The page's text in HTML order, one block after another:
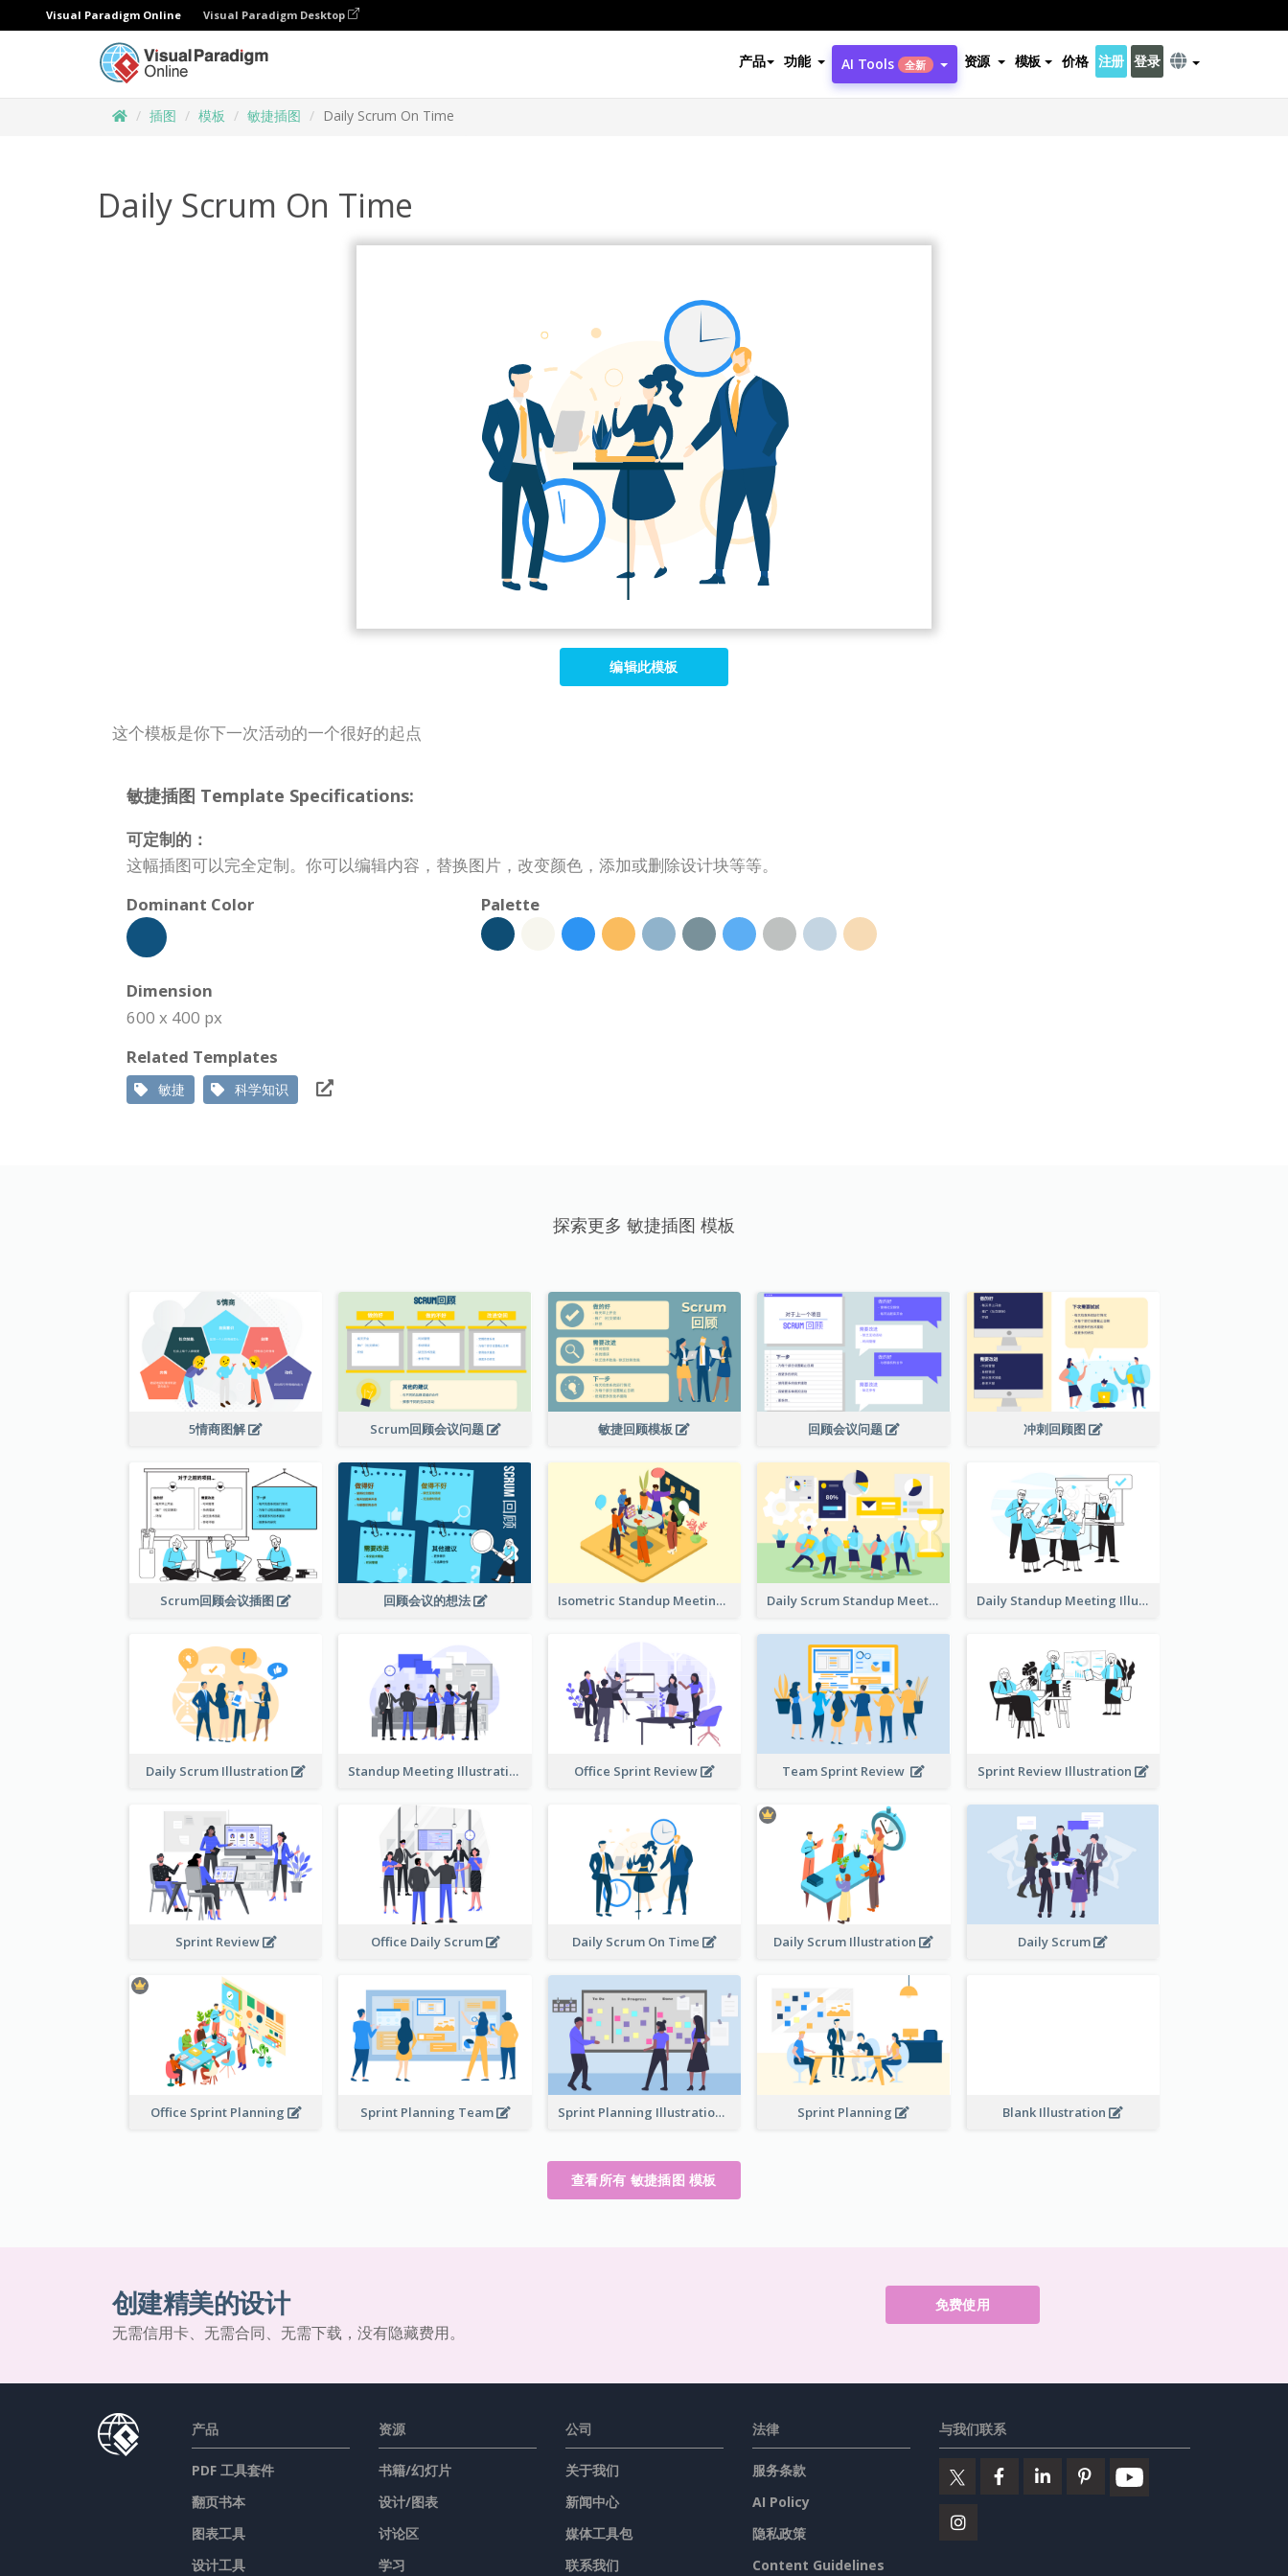
Visual Paradigm Online Visual Paradigm Desktop
产品 功能 AI Tools 全新 资源 模板 价格 注册 登录
插图 模板 敏捷插图 Daily Scrum On Time
Daily Scrum On Time
编辑此模板
这个模板是你下一次活动的一个很好的起点
敏捷插图 Template Specifications:
可定制的：
这幅插图可以完全定制。你可以编辑内容，替换图片，改变颜色，添加或删除设计块等等。
Dominant Color
Palette
Dimension
600 x 400 px
Related Templates
敏捷 科学知识
探索更多 敏捷插图 模板
5情商图解 Scrum回顾会议问题 敏捷回顾模板 回顾会议问题 冲刺回顾图
Scrum回顾会议插图 回顾会议的想法 Isometric Standup Meeting Illustration Daily Scrum Standup Meeting Illustration Daily Standup Meeting Illustration
Daily Scrum Illustration Standup Meeting Illustration Office Sprint Review Team Sprint Review Sprint Review Illustration
Sprint Review Office Daily Scrum Daily Scrum On Time Daily Scrum Illustration Daily Scrum
Office Sprint Planning Sprint Planning Team Sprint Planning Illustration Sprint Planning Blank Illustration
查看所有 敏捷插图 模板
创建精美的设计
无需信用卡、无需合同、无需下载，没有隐藏费用。
免费使用
产品
PDF 工具套件
翻页书本
图表工具
设计工具
资源
书籍/幻灯片
设计/图表
讨论区
学习
公司
关于我们
新闻中心
媒体工具包
联系我们
法律
服务条款
AI Policy
隐私政策
Content Guidelines
与我们联系